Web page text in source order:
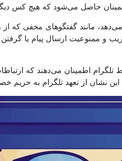
حاصل می‌شود که هیچ کس دیگری
مانند گفتگوهای مخفی که
و ممنوعیت ارسال پیام یا
اطمینان می‌دهند که
نشان از تعهد تلگرام به حریم